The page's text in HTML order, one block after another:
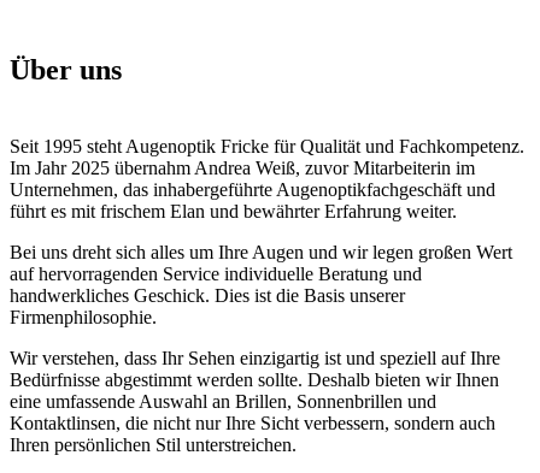
Über uns
Seit 1995 steht Augenoptik Fricke für Qualität und Fachkompetenz.
Im Jahr 2025 übernahm Andrea Weiß, zuvor Mitarbeiterin im
Unternehmen, das inhabergeführte Augenoptikfachgeschäft und
führt es mit frischem Elan und bewährter Erfahrung weiter.
Bei uns dreht sich alles um Ihre Augen und wir legen großen Wert
auf hervorragenden Service individuelle Beratung und
handwerkliches Geschick. Dies ist die Basis unserer
Firmenphilosophie.
Wir verstehen, dass Ihr Sehen einzigartig ist und speziell auf Ihre
Bedürfnisse abgestimmt werden sollte. Deshalb bieten wir Ihnen
eine umfassende Auswahl an Brillen, Sonnenbrillen und
Kontaktlinsen, die nicht nur Ihre Sicht verbessern, sondern auch
Ihren persönlichen Stil unterstreichen.